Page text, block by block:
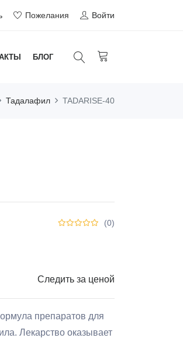
Пожелания Войти
БЛОГ
Тадалафил TADARISE-40
(0)
Следить за ценой
препаратов для
Лекарство оказывает